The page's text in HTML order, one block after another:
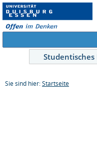
Studentisches
Sie sind hier: Startseite